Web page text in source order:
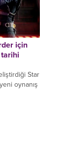
için
tarihi
Star
oynanış